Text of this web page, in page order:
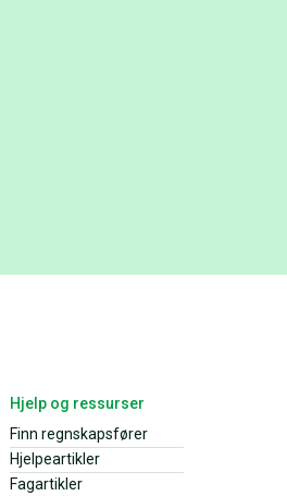
Hjelp og ressurser
Finn regnskapsfører
Hjelpeartikler
Fagartikler